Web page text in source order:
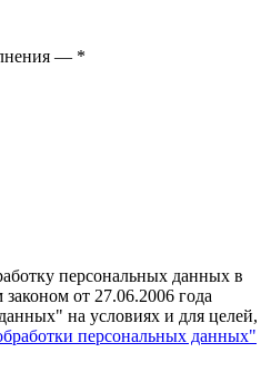
— *
персональных данных в
от 27.06.2006 года
на условиях и для целей,
персональных данных"